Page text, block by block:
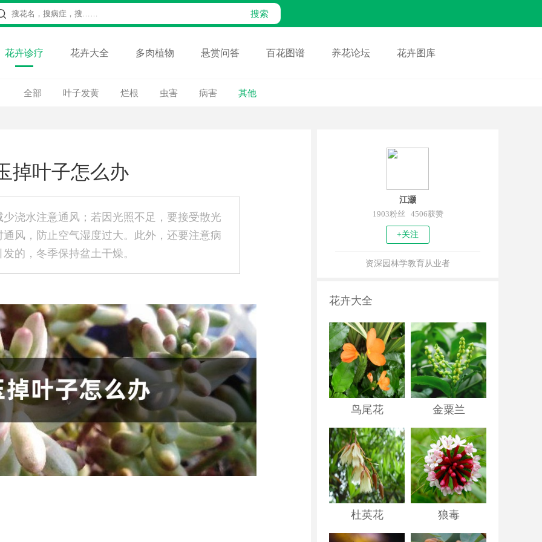
花卉诊疗 花卉大全 多肉植物 悬赏问答 百花图谱 养花论坛 花卉图库
全部 叶子发黄 烂根 虫害 病害 其他
掉叶子怎么办
浇水注意通风；若因光照不足，要接受散光
风，防止空气湿度过大。此外，还要注意病
的，冬季保持盆土干燥。
江灏
1903粉丝 4506获赞
+关注
资深园林学教育从业者
花卉大全
鸟尾花 金粟兰
杜英花 狼毒